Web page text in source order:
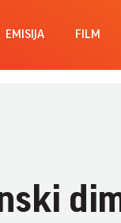
EMISIJA FILM